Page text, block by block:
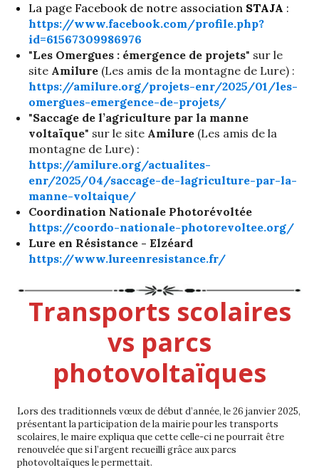
La page Facebook de notre association STAJA :
https://www.facebook.com/profile.php?
id=61567309986976
"Les Omergues : émergence de projets" sur le
site Amilure (Les amis de la montagne de Lure) :
https://amilure.org/projets-enr/2025/01/les-
omergues-emergence-de-projets/
"Saccage de l’agriculture par la manne
voltaïque" sur le site Amilure (Les amis de la
montagne de Lure) :
https://amilure.org/actualites-
enr/2025/04/saccage-de-lagriculture-par-la-
manne-voltaique/
Coordination Nationale Photorévoltée
https://coordo-nationale-photorevoltee.org/
Lure en Résistance - Elzéard
https://www.lureenresistance.fr/
Transports scolaires
vs parcs
photovoltaïques
Lors des traditionnels vœux de début d’année, le 26 janvier 2025,
présentant la participation de la mairie pour les transports
scolaires, le maire expliqua que cette celle-ci ne pourrait être
renouvelée que si l’argent recueilli grâce aux parcs
photovoltaïques le permettait.